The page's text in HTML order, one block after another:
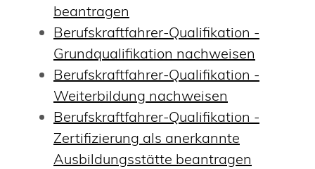
beantragen
Berufskraftfahrer-Qualifikation -
Grundqualifikation nachweisen
Berufskraftfahrer-Qualifikation -
Weiterbildung nachweisen
Berufskraftfahrer-Qualifikation -
Zertifizierung als anerkannte
Ausbildungsstätte beantragen